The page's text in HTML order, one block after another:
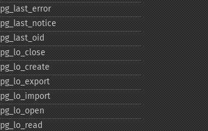
pg_​last_​error
pg_​last_​notice
pg_​last_​oid
pg_​lo_​close
pg_​lo_​create
pg_​lo_​export
pg_​lo_​import
pg_​lo_​open
pg_​lo_​read